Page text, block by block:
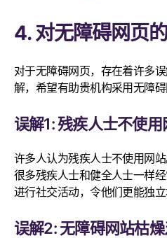
4. 对无障碍网页
对于无障碍网页，存在着许多
解，希望有助贵机构采用无障碍
误解1: 残疾人士不使用
许多人认为残疾人士不使用网站
很多残疾人士和健全人士一样
进行社交活动，令他们更能独立
误解2: 无障碍网站枯